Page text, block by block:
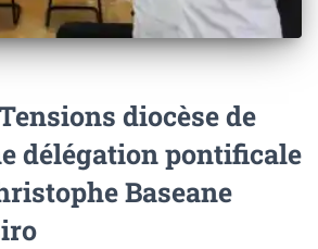
diocèse de
délégation pontificale
Baseane